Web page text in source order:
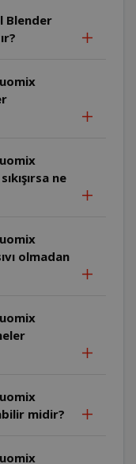
Blender
ne
olmadan
midir?